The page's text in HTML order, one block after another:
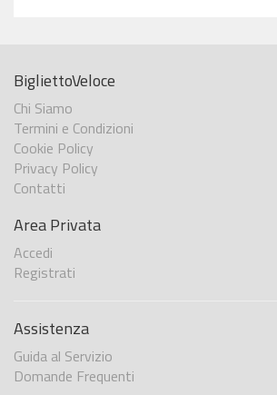
BigliettoVeloce
Chi Siamo
Termini e Condizioni
Cookie Policy
Privacy Policy
Contatti
Area Privata
Accedi
Registrati
Assistenza
Guida al Servizio
Domande Frequenti